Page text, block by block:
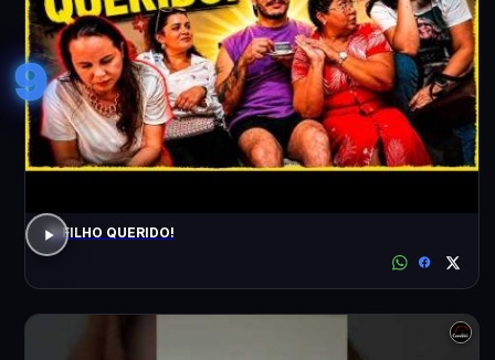
9
O FILHO QUERIDO!